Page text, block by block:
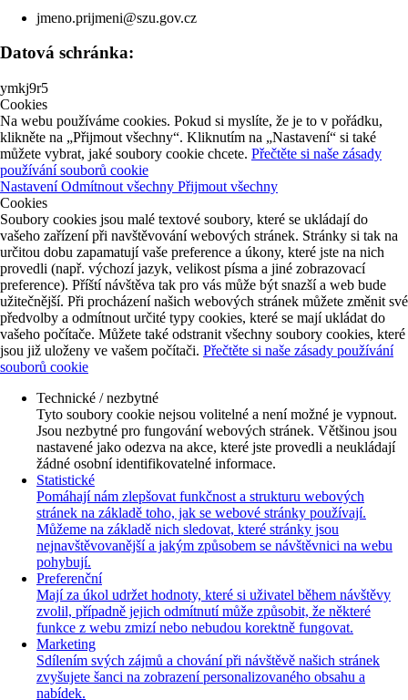
jmeno.prijmeni@szu.gov.cz
Datová schránka:
ymkj9r5
Cookies
Na webu používáme cookies. Pokud si myslíte, že je to v pořádku,
klikněte na „Přijmout všechny“. Kliknutím na „Nastavení“ si také
můžete vybrat, jaké soubory cookie chcete. Přečtěte si naše zásady
používání souborů cookie
NastaveníOdmítnout všechny Přijmout všechny
Cookies
Soubory cookies jsou malé textové soubory, které se ukládají do
vašeho zařízení při navštěvování webových stránek. Stránky si tak na
určitou dobu zapamatují vaše preference a úkony, které jste na nich
provedli (např. výchozí jazyk, velikost písma a jiné zobrazovací
preference). Příští návštěva tak pro vás může být snazší a web bude
užitečnější. Při procházení našich webových stránek můžete změnit své
předvolby a odmítnout určité typy cookies, které se mají ukládat do
vašeho počítače. Můžete také odstranit všechny soubory cookies, které
jsou již uloženy ve vašem počítači. Přečtěte si naše zásady používání
souborů cookie
Technické / nezbytné
Tyto soubory cookie nejsou volitelné a není možné je vypnout.
Jsou nezbytné pro fungování webových stránek. Většinou jsou
nastavené jako odezva na akce, které jste provedli a neukládají
žádné osobní identifikovatelné informace.
Statistické
Pomáhají nám zlepšovat funkčnost a strukturu webových
stránek na základě toho, jak se webové stránky používají.
Můžeme na základě nich sledovat, které stránky jsou
nejnavštěvovanější a jakým způsobem se návštěvnici na webu
pohybují.
Preferenční
Mají za úkol udržet hodnoty, které si uživatel během návštěvy
zvolil, případně jejich odmítnutí může způsobit, že některé
funkce z webu zmizí nebo nebudou korektně fungovat.
Marketing
Sdílením svých zájmů a chování při návštěvě našich stránek
zvyšujete šanci na zobrazení personalizovaného obsahu a
nabídek.